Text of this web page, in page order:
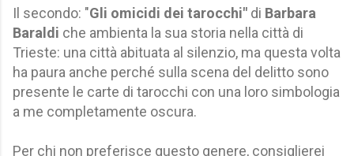
Il secondo: "Gli omicidi dei tarocchi" di Barbara
Baraldi che ambienta la sua storia nella città di
Trieste: una città abituata al silenzio, ma questa volta
ha paura anche perché sulla scena del delitto sono
presente le carte di tarocchi con una loro simbologia
a me completamente oscura.
Per chi non preferisce questo genere, consiglierei